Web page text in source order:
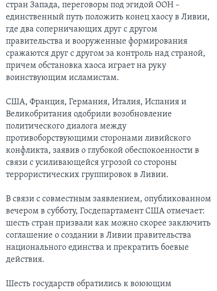
стран Запада, переговоры под эгидой ООН –
единственный путь положить конец хаосу в Ливии,
где два соперничающих друг с другом
правительства и вооруженные формирования
сражаются друг с другом за контроль над страной,
причем обстановка хаоса играет на руку
воинствующим исламистам.
США, Франция, Германия, Италия, Испания и
Великобритания одобрили возобновление
политического диалога между
противоборствующими сторонами ливийского
конфликта, заявив о глубокой обеспокоенности в
связи с усиливающейся угрозой со стороны
террористических группировок в Ливии.
В связи с совместным заявлением, опубликованном
вечером в субботу, Госдепартамент США отмечает:
шесть стран призвали как можно скорее заключить
соглашение о создании в Ливии правительства
национального единства и прекратить боевые
действия.
Шесть государств обратились к воюющим